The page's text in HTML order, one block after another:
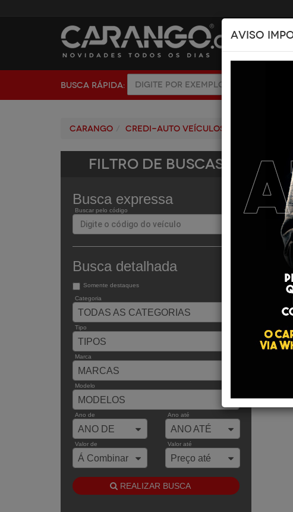
AVISO
BUSCA RÁPIDA:
Carango Credi-Auto Veículos - Aracaju
Filtro de Buscas
Busca expressa
Buscar pelo código
Busca detalhada
Somente destaques
Categoria
TODAS AS CATEGORIAS
Tipo
TIPOS
Marca
MARCAS
Modelo
MODELOS
Ano de
ANO DE
Ano até
ANO ATÉ
Valor de
Á Combinar
Valor até
Preço até
REALIZAR BUSCA